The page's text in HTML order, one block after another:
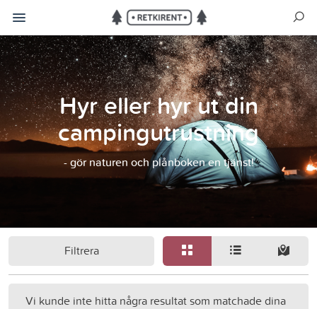
Hyr eller hyr ut din
campingutrustning
- gör naturen och plånboken en tjänst!
Filtrera
Vi kunde inte hitta några resultat som matchade dina